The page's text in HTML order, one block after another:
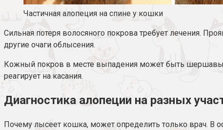
Частичная алопеция на спине у кошки
Сильная потеря волосяного покрова требует лечения.
другие очаги облысения.
Кожный покров в месте выпадения может быть
реагирует на касания.
Диагностика алопеции на разных
Почему лысеет кошка, может определить только врач. В